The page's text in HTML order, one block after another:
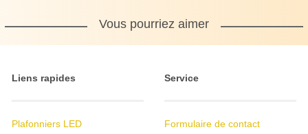
Vous pourriez aimer
Liens rapides
Plafonniers LED
Service
Formulaire de contact